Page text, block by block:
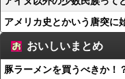
アメリカ史とかいう唐突
おいしいまとめ
豚ラーメンを買うべきか！